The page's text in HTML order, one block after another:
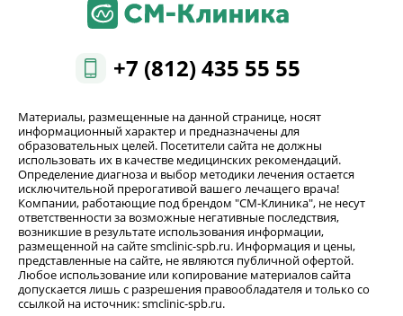
+7 (812) 435 55 55
Материалы, размещенные на данной странице, носят
информационный характер и предназначены для
образовательных целей. Посетители сайта не должны
использовать их в качестве медицинских рекомендаций.
Определение диагноза и выбор методики лечения остается
исключительной прерогативой вашего лечащего врача!
Компании, работающие под брендом "СМ-Клиника", не несут
ответственности за возможные негативные последствия,
возникшие в результате использования информации,
размещенной на сайте smclinic-spb.ru. Информация и цены,
представленные на сайте, не являются публичной офертой.
Любое использование или копирование материалов сайта
допускается лишь с разрешения правообладателя и только со
ссылкой на источник: smclinic-spb.ru.